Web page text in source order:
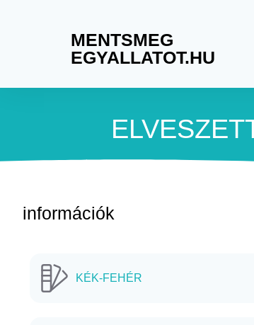
MENTSMEG
EGYALLATOT.HU
információk
KÉK-FEHÉR